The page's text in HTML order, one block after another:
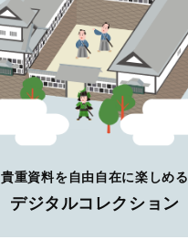
貴重資料を自由自在に楽しめる
デジタルコレクション